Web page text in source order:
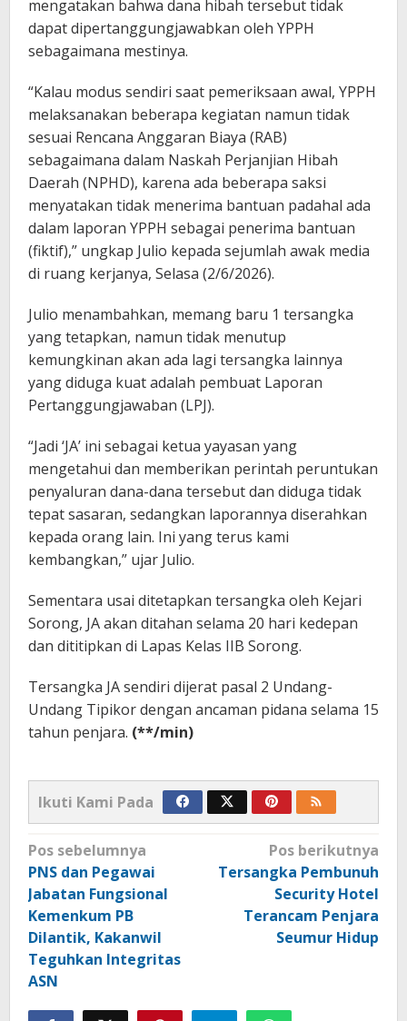
mengatakan bahwa dana hibah tersebut tidak
dapat dipertanggungjawabkan oleh YPPH
sebagaimana mestinya.
“Kalau modus sendiri saat pemeriksaan awal, YPPH
melaksanakan beberapa kegiatan namun tidak
sesuai Rencana Anggaran Biaya (RAB)
sebagaimana dalam Naskah Perjanjian Hibah
Daerah (NPHD), karena ada beberapa saksi
menyatakan tidak menerima bantuan padahal ada
dalam laporan YPPH sebagai penerima bantuan
(fiktif),” ungkap Julio kepada sejumlah awak media
di ruang kerjanya, Selasa (2/6/2026).
Julio menambahkan, memang baru 1 tersangka
yang tetapkan, namun tidak menutup
kemungkinan akan ada lagi tersangka lainnya
yang diduga kuat adalah pembuat Laporan
Pertanggungjawaban (LPJ).
“Jadi ‘JA’ ini sebagai ketua yayasan yang
mengetahui dan memberikan perintah peruntukan
penyaluran dana-dana tersebut dan diduga tidak
tepat sasaran, sedangkan laporannya diserahkan
kepada orang lain. Ini yang terus kami
kembangkan,” ujar Julio.
Sementara usai ditetapkan tersangka oleh Kejari
Sorong, JA akan ditahan selama 20 hari kedepan
dan dititipkan di Lapas Kelas IIB Sorong.
Tersangka JA sendiri dijerat pasal 2 Undang-
Undang Tipikor dengan ancaman pidana selama 15
tahun penjara. (**/min)
Ikuti Kami Pada
Navigasi
pos
Pos sebelumnya
PNS dan Pegawai
Jabatan Fungsional
Kemenkum PB
Dilantik, Kakanwil
Teguhkan Integritas
ASN
Pos berikutnya
Tersangka Pembunuh
Security Hotel
Terancam Penjara
Seumur Hidup